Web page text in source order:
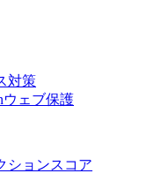
対策
ウェブ保護
ションスコア